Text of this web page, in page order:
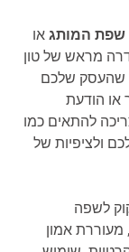
שפת המותג או
מראש של טון
שהעסק שלכם
או הודעת
להתאים כמו
ולציפיות של
לשפה
אמון